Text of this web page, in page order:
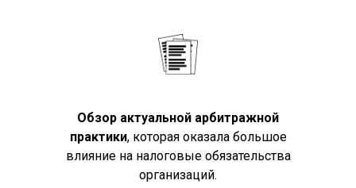
Обзор актуальной арбитражной
практики, которая оказала большое
влияние на налоговые обязательства
организаций.